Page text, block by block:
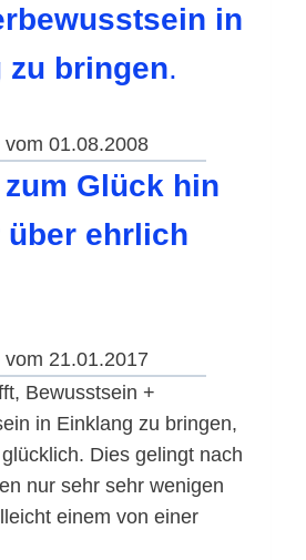
in
zu bringen.
01.08.2008
zum Glück hin
ehrlich
21.01.2017
Bewusstsein +
in Einklang zu bringen,
Dies gelingt nach
en nur sehr sehr wenigen
einem von einer